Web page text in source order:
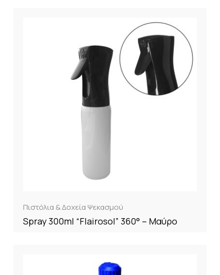
Πιστόλια & Δοχεία Ψεκασμού
Spray 300ml “Flairosol” 360° – Μαύρο